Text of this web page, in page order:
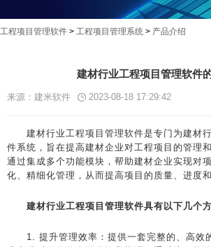
工程项目管理软件 > 工程项目管理系统 > 产品介绍
建材行业工程项目管理软件
来源：建米软件 2023-08-18 17:29:42
建材行业工程项目管理软件是专门为建材
件系统，旨在提高建材企业对工程项目的管理和
通过集成多个功能模块，帮助建材企业实现对
化、精细化管理，从而提高项目的质量、进度和
建材行业工程项目管理软件具有以下几个
1. 提升管理效率：提供一套完整的、高效